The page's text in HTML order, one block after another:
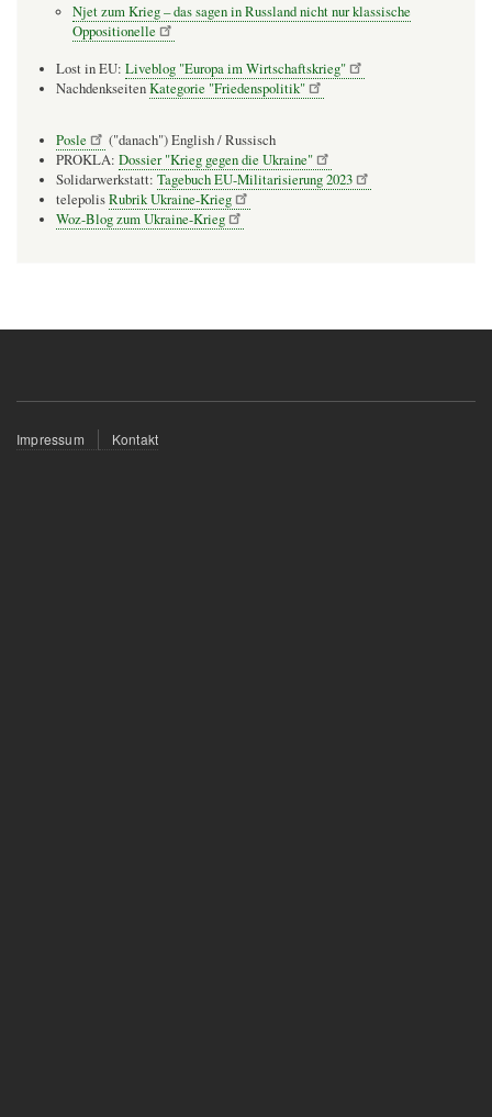
Njet zum Krieg – das sagen in Russland nicht nur klassische
Oppositionelle
Lost in EU: Liveblog "Europa im Wirtschaftskrieg"
NachdenkseitenKategorie "Friedenspolitik"
Posle
("danach") English / Russisch
PROKLA: Dossier "Krieg gegen die Ukraine"
Solidarwerkstatt: Tagebuch EU-Militarisierung 2023
telepolisRubrik Ukraine-Krieg
Woz-Blog zum Ukraine-Krieg
Fußzeilenmenü
Impressum Kontakt